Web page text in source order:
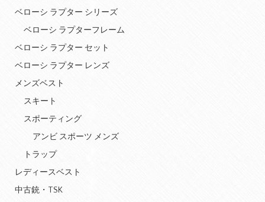
ベローシ ラプター シリーズ
ベローシ ラプターフレーム
ベローシ ラプター セット
ベローシ ラプター レンズ
メンズベスト
スキート
スポーティング
アンビ スポーツ メンズ
トラップ
レディースベスト
中古銃・TSK